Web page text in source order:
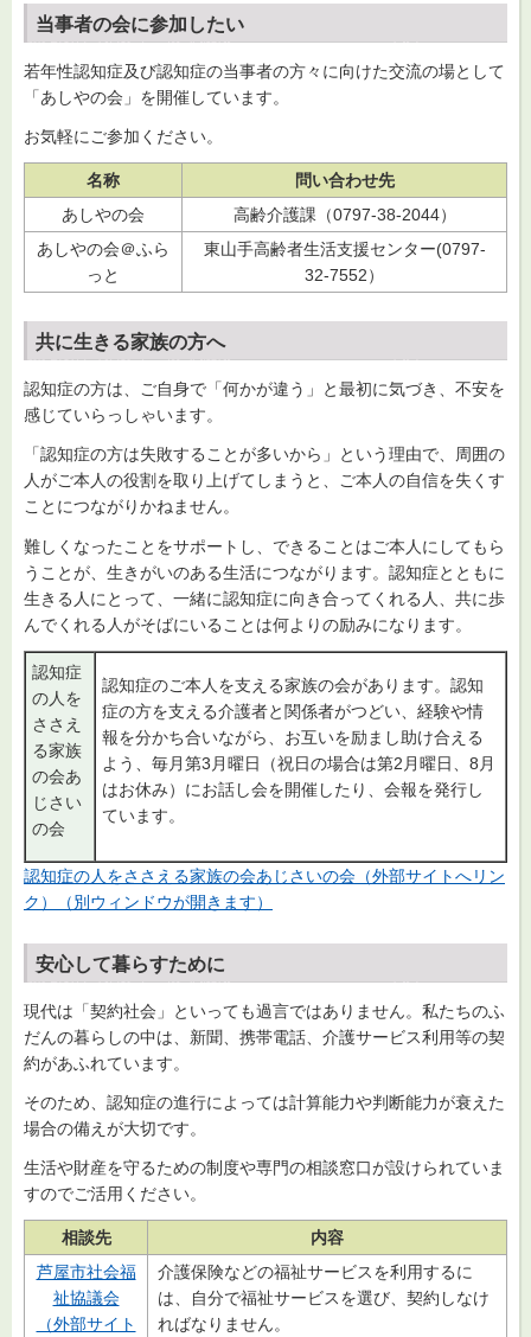
当事者の会に参加したい
若年性認知症及び認知症の当事者の方々に向けた交流の場として
「あしやの会」を開催しています。
お気軽にご参加ください。
名称
問い合わせ先
あしやの会
高齢介護課（0797-38-2044）
あしやの会＠ふら
っと
東山手高齢者生活支援センター(0797-
32-7552）
共に生きる家族の方へ
認知症の方は、ご自身で「何かが違う」と最初に気づき、不安を
感じていらっしゃいます。
「認知症の方は失敗することが多いから」という理由で、周囲の
人がご本人の役割を取り上げてしまうと、ご本人の自信を失くす
ことにつながりかねません。
難しくなったことをサポートし、できることはご本人にしてもら
うことが、生きがいのある生活につながります。認知症とともに
生きる人にとって、一緒に認知症に向き合ってくれる人、共に歩
んでくれる人がそばにいることは何よりの励みになります。
認知症
の人を
ささえ
る家族
の会あ
じさい
の会
認知症のご本人を支える家族の会があります。認知
症の方を支える介護者と関係者がつどい、経験や情
報を分かち合いながら、お互いを励まし助け合える
よう、毎月第3月曜日（祝日の場合は第2月曜日、8月
はお休み）にお話し会を開催したり、会報を発行し
ています。
認知症の人をささえる家族の会あじさいの会（外部サイトへリン
ク）（別ウィンドウが開きます）
安心して暮らすために
現代は「契約社会」といっても過言ではありません。私たちのふ
だんの暮らしの中は、新聞、携帯電話、介護サービス利用等の契
約があふれています。
そのため、認知症の進行によっては計算能力や判断能力が衰えた
場合の備えが大切です。
生活や財産を守るための制度や専門の相談窓口が設けられていま
すのでご活用ください。
相談先
内容
芦屋市社会福
祉協議会
（外部サイト
介護保険などの福祉サービスを利用するに
は、自分で福祉サービスを選び、契約しなけ
ればなりません。